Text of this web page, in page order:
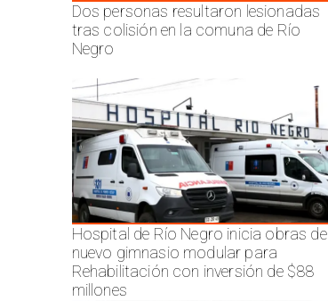
Dos personas resultaron lesionadas
tras colisión en la comuna de Río
Negro
Hospital de Río Negro inicia obras de
nuevo gimnasio modular para
Rehabilitación con inversión de $88
millones